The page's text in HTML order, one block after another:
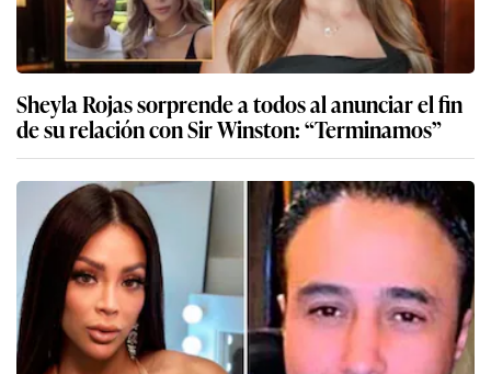
Sheyla Rojas sorprende a todos al anunciar el fin
de su relación con Sir Winston: “Terminamos”